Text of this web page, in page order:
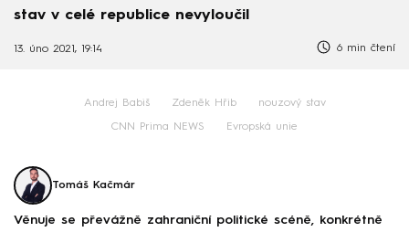
stav v celé republice nevyloučil
13. úno 2021, 19:14 6 min čtení
Andrej Babiš Zdeněk Hřib nouzový stav
CNN Prima NEWS Evropská unie
Tomáš Kačmár
Věnuje se převážně zahraniční politické scéně, konkrétně